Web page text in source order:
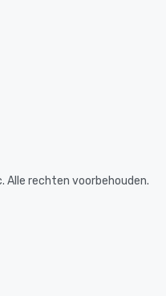
rechten voorbehouden.